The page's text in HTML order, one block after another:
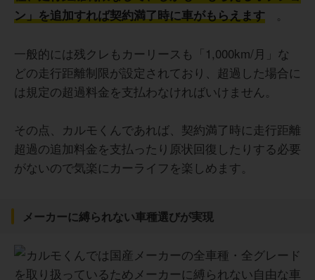
ン」を追加すれば契約満了時に車がもらえます
。
一般的には残クレもカーリースも「1,000km/月」な
どの走行距離制限が設定されており、超過した場合に
は規定の超過料金を支払わなければいけません。
その点、カルモくんであれば、契約満了時に走行距離
超過の追加料金を支払ったり原状回復したりする必要
がないので気楽にカーライフを楽しめます。
メーカーに縛られない車種選びが実現